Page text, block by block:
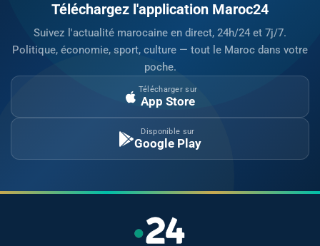
Téléchargez l'application Maroc24
Suivez l'actualité marocaine en direct, 24h/24 et 7j/7.
Politique, économie, sport, culture — tout le Maroc dans votre
poche.
Télécharger sur
App Store
Disponible sur
Google Play